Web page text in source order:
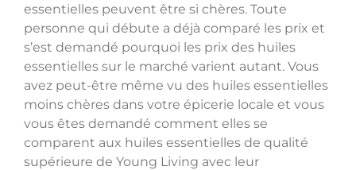
essentielles peuvent être si chères. Toute
personne qui débute a déjà comparé les prix et
s’est demandé pourquoi les prix des huiles
essentielles sur le marché varient autant. Vous
avez peut-être même vu des huiles essentielles
moins chères dans votre épicerie locale et vous
vous êtes demandé comment elles se
comparent aux huiles essentielles de qualité
supérieure de Young Living avec leur